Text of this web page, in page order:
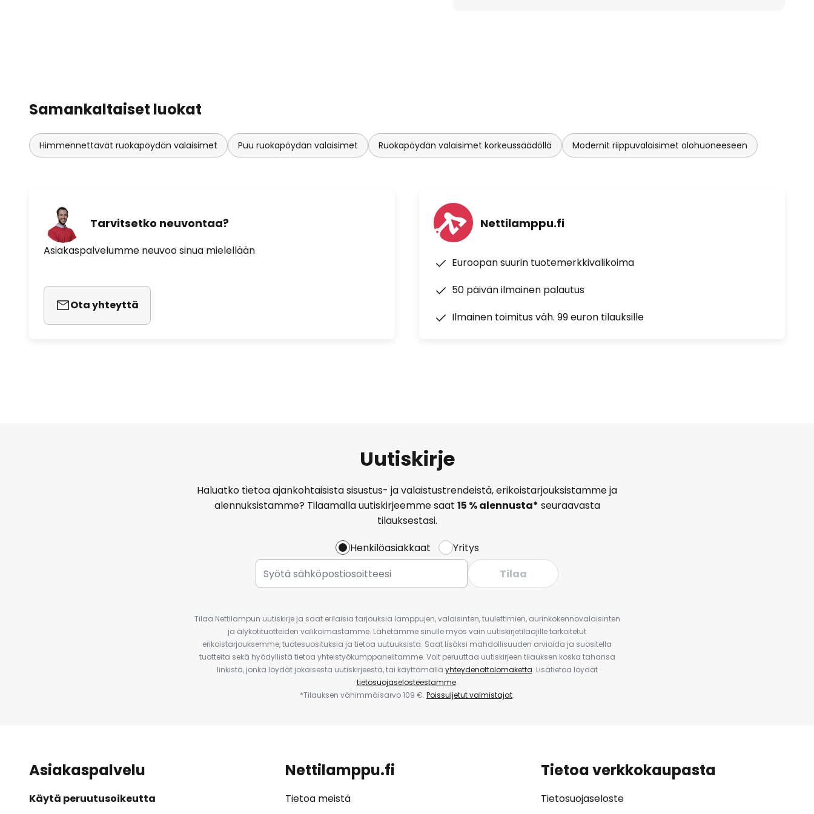
Saksassa valmistettu LED-riippuvalaisin korostaa jokaista
Samankaltaiset luokat
Himmennettävät ruokapöydän valaisimet Puu ruokapöydän valaisimet Ruokapöydän valaisimet korkeussäädöllä Modernit riippuvalaisimet olohuoneeseen
Tarvitsetko neuvontaa?
Asiakaspalvelumme neuvoo sinua mielellään
Ota yhteyttä
Nettilamppu.fi
Euroopan suurin tuotemerkkivalikoima
50 päivän ilmainen palautus
Ilmainen toimitus väh. 99 euron tilauksille
Uutiskirje
Haluatko tietoa ajankohtaisista sisustus- ja valaistustrendeistä, erikoistarjouksistamme ja
alennuksistamme? Tilaamalla uutiskirjeemme saat 15 % alennusta* seuraavasta
tilauksestasi.
Henkilöasiakkaat
Yritys
Tilaa
Tilaa Nettilampun uutiskirje ja saat erilaisia tarjouksia lamppujen, valaisinten, tuulettimien, aurinkokennovalaisinten
ja älykotituotteiden valikoimastamme. Lähetämme sinulle myös vain uutiskirjetilaajille tarkoitetut
erikoistarjouksemme, tuotesuosituksia ja tietoa uutuuksista. Saat lisäksi mahdollisuuden arvioida ja suositella
tuotteita sekä hyödyllistä tietoa yhteistyökumppaneiltamme. Voit peruuttaa uutiskirjeen tilauksen koska tahansa
linkistä, jonka löydät jokaisesta uutiskirjeestä, tai käyttämällä yhteydenottolomaketta. Lisätietoa löydät
tietosuojaselosteestamme.
*Tilauksen vähimmäisarvo 109 €. Poissuljetut valmistajat.
Asiakaspalvelu
Käytä peruutusoikeutta
Nettilamppu.fi
Tietoa meistä
Tietoa verkkokaupasta
Tietosuojaseloste